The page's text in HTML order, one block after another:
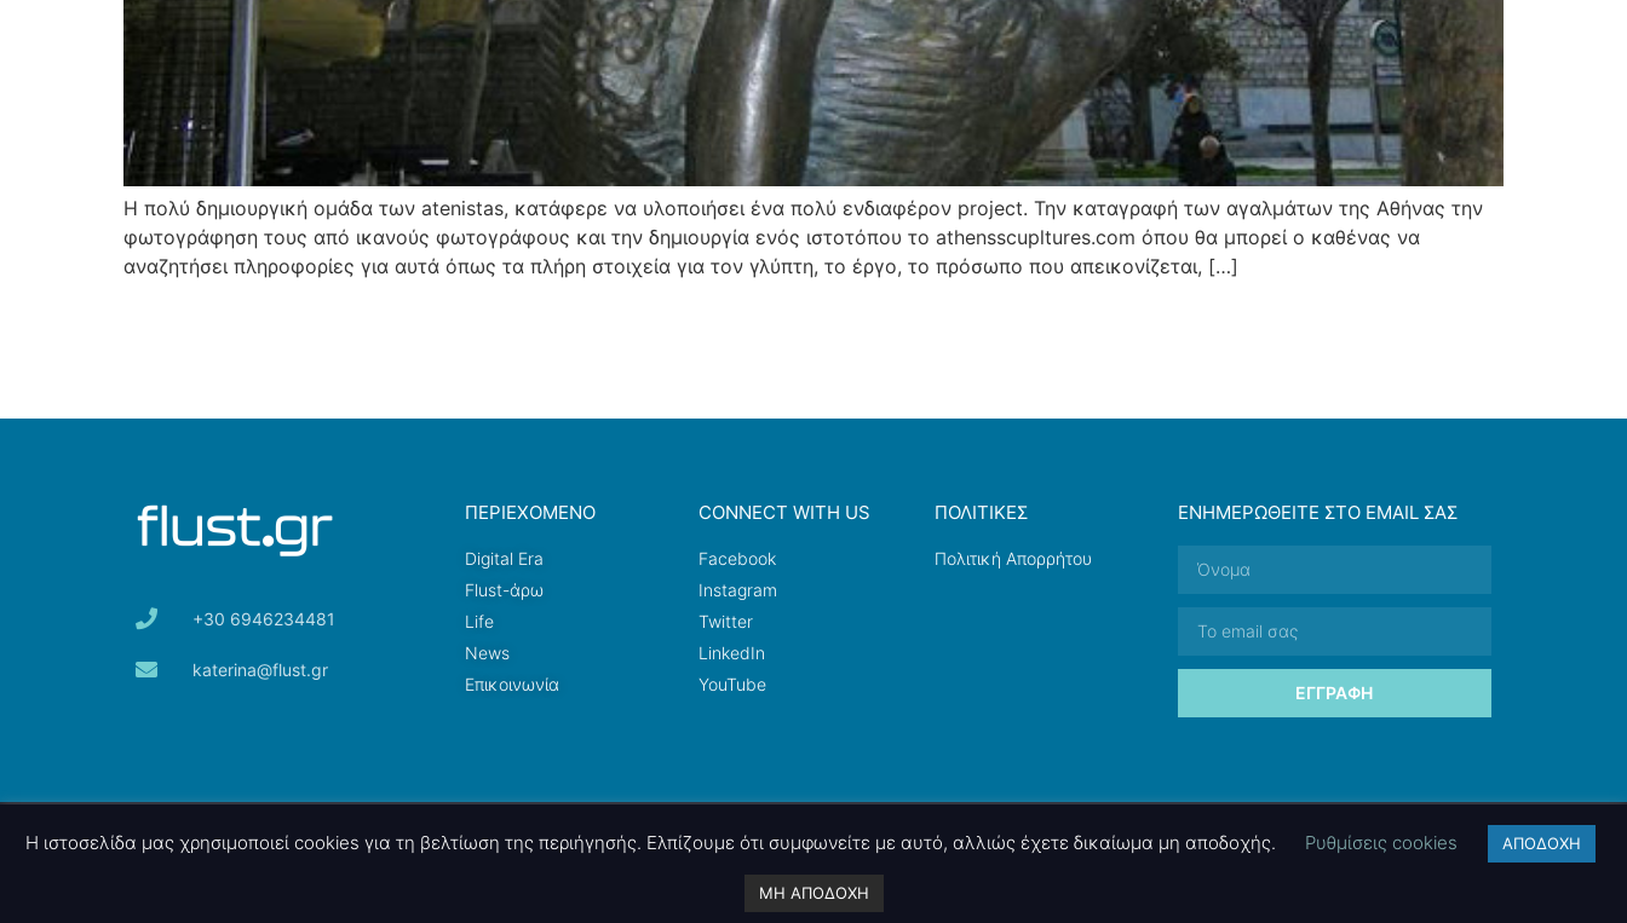
Η πολύ δημιουργική ομάδα των atenistas, κατάφερε να υλοποιήσει ένα πολύ ενδιαφέρον project. Την καταγραφή των αγαλμάτων της Αθήνας την
φωτογράφηση τους από ικανούς φωτογράφους και την δημιουργία ενός ιστοτόπου το athensscupltures.com όπου θα μπορεί ο καθένας να
αναζητήσει πληροφορίες για αυτά όπως τα πλήρη στοιχεία για τον γλύπτη, το έργο, το πρόσωπο που απεικονίζεται, […]
+30 6946234481
katerina@flust.gr
ΠΕΡΙΕΧΟΜΕΝΟ
Digital Era
Flust-άρω
Life
News
Επικοινωνία
CONNECT WITH US
Facebook
Instagram
Twitter
LinkedIn
YouTube
ΠΟΛΙΤΙΚΕΣ
Πολιτική Απορρήτου
ΕΝΗΜΕΡΩΘΕΊΤΕ ΣΤΟ EMAIL ΣΑΣ
ΕΓΓΡΑΦΉ
© 2026 nettings, ltd. All rights reserved.
nettings, ltd . Powered by
Η ιστοσελίδα μας χρησιμοποιεί cookies για τη βελτίωση της περιήγησής. Ελπίζουμε ότι συμφωνείτε με αυτό, αλλιώς έχετε δικαίωμα μη αποδοχής. Ρυθμίσεις cookies ΑΠΟΔΟΧΗ
ΜΗ ΑΠΟΔΟΧΗ